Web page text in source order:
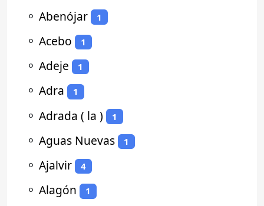
⚬ Abenójar 1
⚬ Acebo 1
⚬ Adeje 1
⚬ Adra 1
⚬ Adrada ( la ) 1
⚬ Aguas Nuevas 1
⚬ Ajalvir 4
⚬ Alagón 1